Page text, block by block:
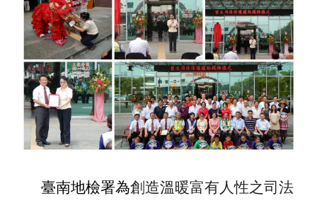
臺南地檢署為創造溫暖富有人性之司法